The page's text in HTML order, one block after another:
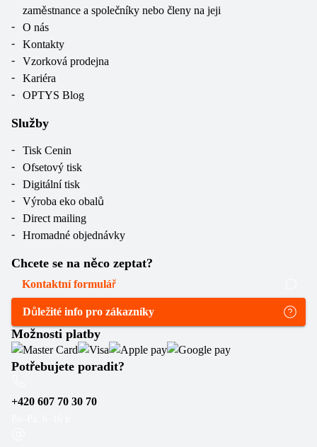
zaměstnance a společníky nebo členy na jeji
O nás
Kontakty
Vzorková prodejna
Kariéra
OPTYS Blog
Služby
Tisk Cenin
Ofsetový tisk
Digitální tisk
Výroba eko obalů
Direct mailing
Hromadné objednávky
Chcete se na něco zeptat?
Kontaktní formulář
Důležité info pro zákazníky
Možnosti platby
Potřebujete poradit?
+420 607 70 30 70